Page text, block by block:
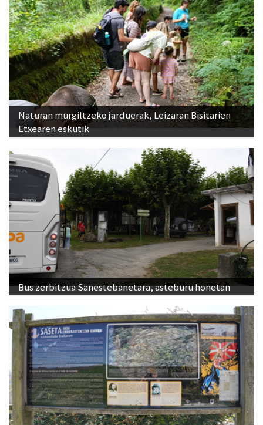
Naturan murgiltzeko jarduerak, Leizaran Bisitarien
Etxearen eskutik
Bus zerbitzua Sanestebanetara, asteburu honetan